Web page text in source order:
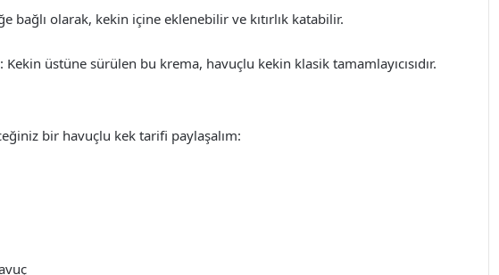
bağlı olarak, kekin içine eklenebilir ve kıtırlık katabilir.
üstüne sürülen bu krema, havuçlu kekin klasik tamamlayıcısıdır.
bir havuçlu kek tarifi paylaşalım: